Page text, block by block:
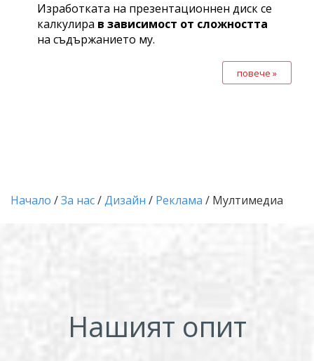
Изработката на презентационнен диск се
калкулира в зависимост от сложността
на съдържанието му.
повече »
Начало /За нас/Дизайн / Реклама / Мултимедиа
Нашият опит